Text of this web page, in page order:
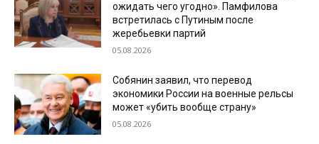
ожидать чего угодно». Памфилова
встретилась с Путиным после
жеребьевки партий
05.08.2026
Собянин заявил, что перевод
экономики России на военные рельсы
может «убить вообще страну»
05.08.2026